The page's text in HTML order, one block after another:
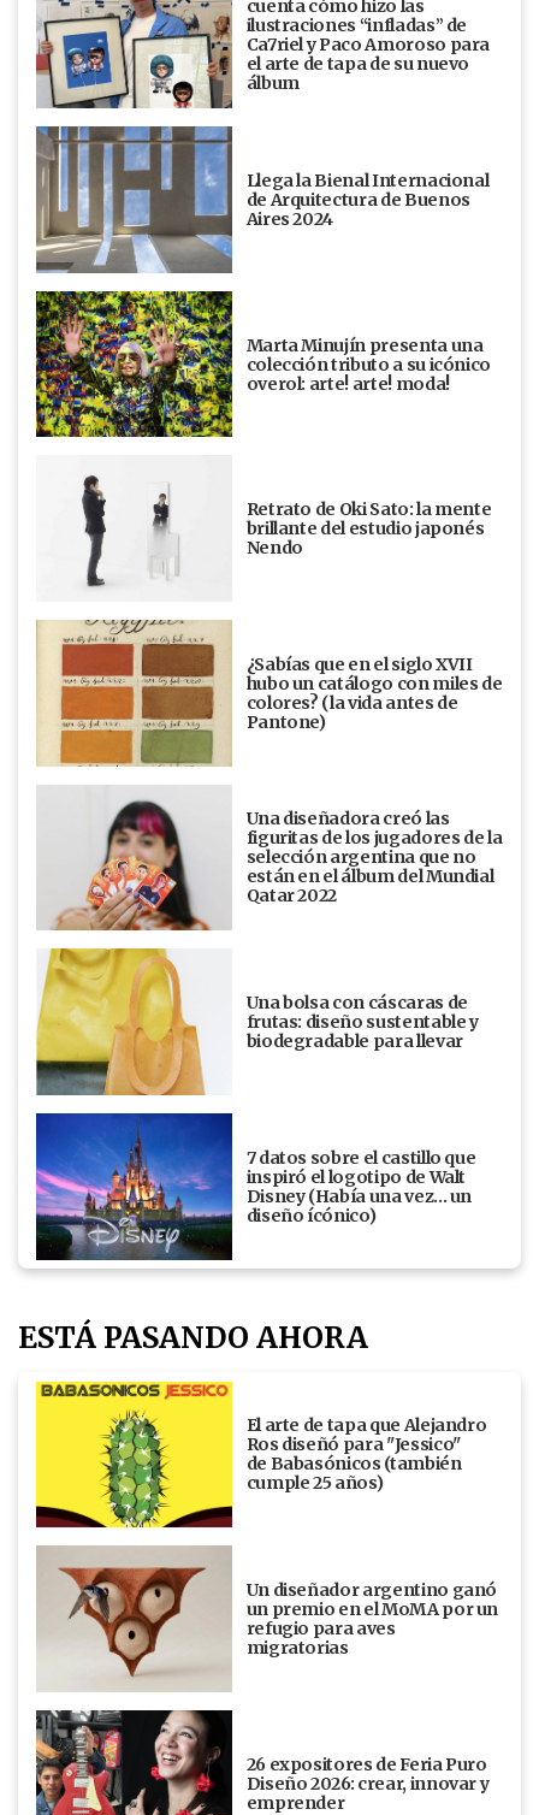
cuenta cómo hizo las
ilustraciones “infladas” de
Ca7riel y Paco Amoroso para
el arte de tapa de su nuevo
álbum
Llega la Bienal Internacional
de Arquitectura de Buenos
Aires 2024
Marta Minujín presenta una
colección tributo a su icónico
overol: arte! arte! moda!
Retrato de Oki Sato: la mente
brillante del estudio japonés
Nendo
¿Sabías que en el siglo XVII
hubo un catálogo con miles de
colores? (la vida antes de
Pantone)
Una diseñadora creó las
figuritas de los jugadores de la
selección argentina que no
están en el álbum del Mundial
Qatar 2022
Una bolsa con cáscaras de
frutas: diseño sustentable y
biodegradable para llevar
7 datos sobre el castillo que
inspiró el logotipo de Walt
Disney (Había una vez... un
diseño ícónico)
ESTÁ PASANDO AHORA
El arte de tapa que Alejandro
Ros diseñó para "Jessico"
de Babasónicos (también
cumple 25 años)
Un diseñador argentino ganó
un premio en el MoMA por un
refugio para aves
migratorias
26 expositores de Feria Puro
Diseño 2026: crear, innovar y
emprender